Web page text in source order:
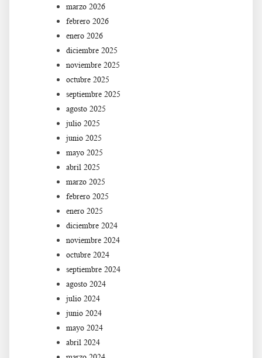
marzo 2026
febrero 2026
enero 2026
diciembre 2025
noviembre 2025
octubre 2025
septiembre 2025
agosto 2025
julio 2025
junio 2025
mayo 2025
abril 2025
marzo 2025
febrero 2025
enero 2025
diciembre 2024
noviembre 2024
octubre 2024
septiembre 2024
agosto 2024
julio 2024
junio 2024
mayo 2024
abril 2024